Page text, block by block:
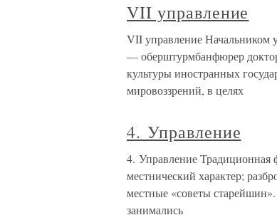
VII управление
VII управление Начальником
— оберштурмбанфюрер
культуры иностранных
мировоззрений, в целях
4. Управление
4. Управление Традиционная
местнический характер;
местные «советы
занимались